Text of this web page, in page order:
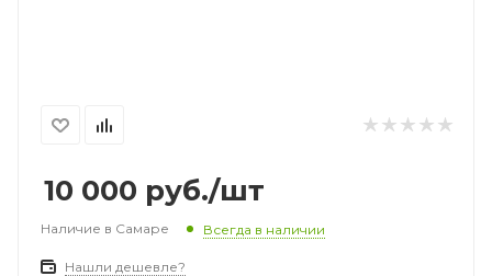
10 000 руб./шт
Наличие в Самаре Всегда в наличии
Нашли дешевле?